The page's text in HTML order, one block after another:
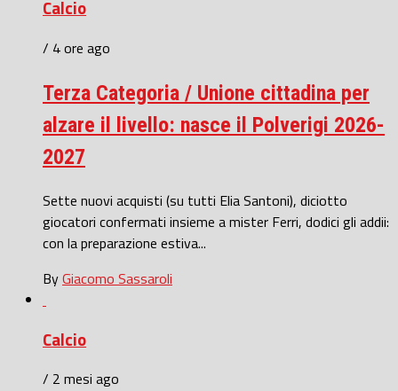
Calcio
/ 4 ore ago
Terza Categoria / Unione cittadina per
alzare il livello: nasce il Polverigi 2026-
2027
Sette nuovi acquisti (su tutti Elia Santoni), diciotto
giocatori confermati insieme a mister Ferri, dodici gli addii:
con la preparazione estiva...
ByGiacomo Sassaroli
Calcio
/ 2 mesi ago